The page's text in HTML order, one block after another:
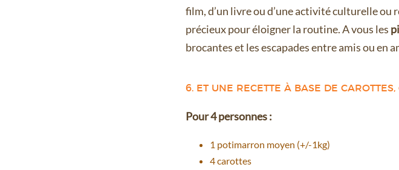
film, d’un livre ou d’une activité culturelle ou
précieux pour éloigner la routine. A vous les
brocantes et les escapades entre amis ou en
6. ET UNE RECETTE À BASE DE CAROTTES,
Pour 4 personnes :
1 potimarron moyen (+/-1kg)
4 carottes